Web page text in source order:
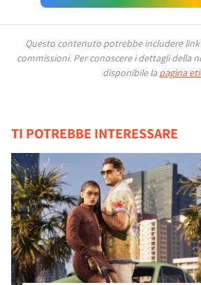
Questo contenuto potrebbe includere
commissioni. Per conoscere i dettagli della
disponibile la pagina
TI POTREBBE INTERESSARE